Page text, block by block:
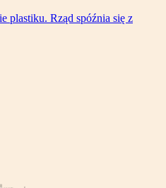
plastiku. Rząd spóźnia się z